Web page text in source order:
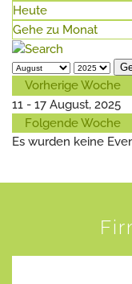
Heute
Gehe zu Monat
Vorherige Woche
11 - 17 August, 2025
Folgende Woche
Es wurden keine